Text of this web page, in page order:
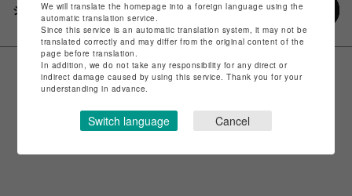
シェアするWe will translate the homepage into a foreign language using the
automatic translation service.
Since this service is an automatic translation system, it may not be
translated correctly and may differ from the original content of the
page before translation.
In addition, we do not take any responsibility for any direct or
indirect damage caused by using this service. Thank you for your
understanding in advance.
Switch language Cancel